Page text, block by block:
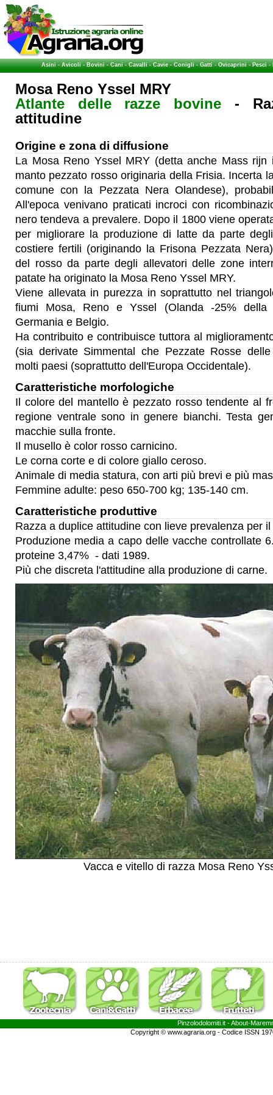
Asini-Avicoli-Bovini-Cani-Cavalli-Cavie-Conigli-Gatti-Ovicaprini-Pesci-
Mosa Reno Yssel MRY
Atlante delle razze bovine -
attitudine
Origine e zona di diffusione
La Mosa Reno Yssel MRY (detta anche Mass
manto pezzato rosso originaria della Frisia. Incerta
comune con la Pezzata Nera Olandese),
All'epoca venivano praticati incroci con
nero tendeva a prevalere. Dopo il 1800 viene
per migliorare la produzione di latte da parte
costiere fertili (originando la Frisona Pezzata
del rosso da parte degli allevatori delle zone
patate ha originato la Mosa Reno Yssel MRY.
Viene allevata in purezza in soprattutto nel
fiumi Mosa, Reno e Yssel (Olanda -25% della
Germania e Belgio.
Ha contribuito e contribuisce tuttora al
(sia derivate Simmental che Pezzate Rosse
molti paesi (soprattutto dell'Europa Occidentale).
Caratteristiche morfologiche
Il colore del mantello è pezzato rosso tendente al
regione ventrale sono in genere bianchi. Testa
macchie sulla fronte.
Il musello è color rosso carnicino.
Le corna corte e di colore giallo ceroso.
Animale di media statura, con arti più brevi e più
Femmine adulte: peso 650-700 kg; 135-140 cm.
Caratteristiche produttive
Razza a duplice attitudine con lieve prevalenza per
Produzione media a capo delle vacche controllate
proteine 3,47% - dati 1989.
Più che discreta l'attitudine alla produzione di carne.
Vacca e vitello di razza Mosa Reno
Pinzolodolomiti.it - About-
Copyright © www.agraria.org - Codice ISSN